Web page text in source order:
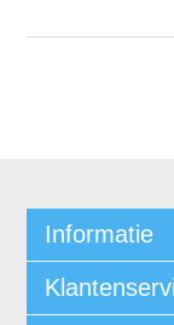
Informatie